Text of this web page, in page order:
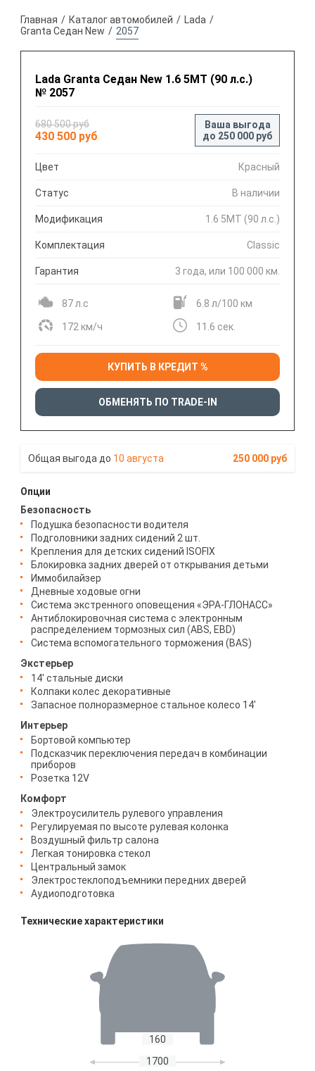
Главная Каталог автомобилей
Lada
Granta Седан New
2057
Lada Granta Седан New 1.6 5МТ (90 л.с.)
№ 2057
680 500 руб
430 500 руб
Ваша выгода
до 250 000 руб
Цвет Красный
Статус В наличии
Модификация 1.6 5МТ (90 л.с.)
Комплектация Classic
Гарантия 3 года, или 100 000 км.
87 л.с 6.8 л/100 км
172 км/ч 11.6 сек.
КУПИТЬ В КРЕДИТ %
ОБМЕНЯТЬ ПО TRADE-IN
10 августа 250 000 руб
Опции
Безопасность
Подушка безопасности водителя
Подголовники задних сидений 2 шт.
Крепления для детских сидений ISOFIX
Блокировка задних дверей от открывания детьми
Иммобилайзер
Дневные ходовые огни
Система экстренного оповещения «ЭРА-ГЛОНАСС»
Антиблокировочная система с электронным
распределением тормозных сил (ABS, EBD)
Система вспомогательного торможения (BAS)
Экстерьер
14' стальные диски
Колпаки колес декоративные
Запасное полноразмерное стальное колесо 14'
Интерьер
Бортовой компьютер
Подсказчик переключения передач в комбинации
приборов
Розетка 12V
Комфорт
Электроусилитель рулевого управления
Регулируемая по высоте рулевая колонка
Воздушный фильтр салона
Легкая тонировка стекол
Центральный замок
Электростеклоподъемники передних дверей
Аудиоподготовка
Технические характеристики
160
1700